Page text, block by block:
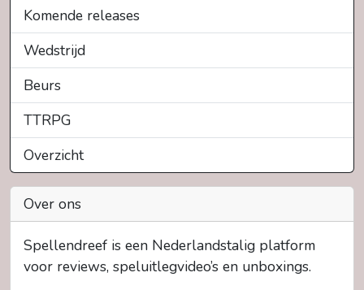
Komende releases
Wedstrijd
Beurs
TTRPG
Overzicht
Over ons
Spellendreef is een Nederlandstalig platform
voor reviews, speluitlegvideo’s en unboxings.